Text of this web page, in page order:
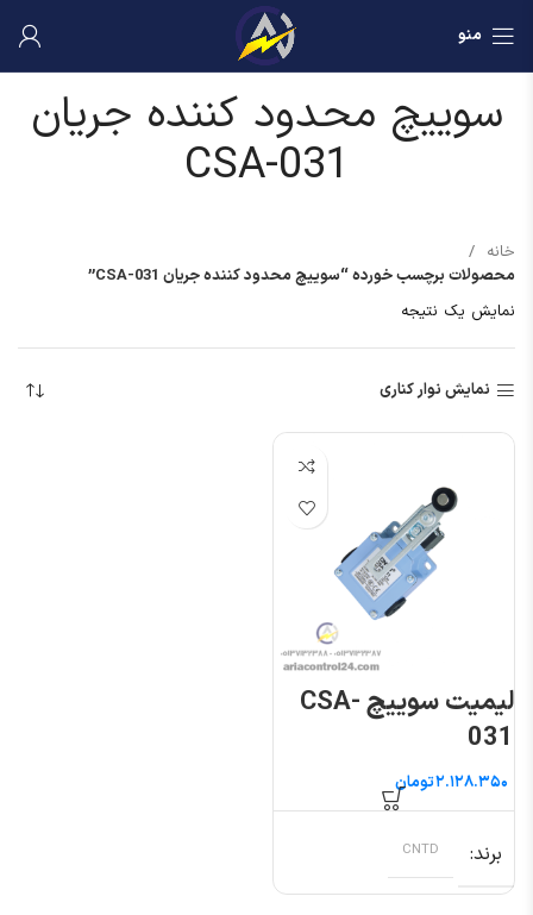
منو
سوییچ محدود کننده جریان
CSA-031
خانه
محصولات برچسب خورده “سوییچ محدود کننده جریان CSA-031”
نمایش یک نتیجه
نمایش نوار کناری
لیمیت سوییچ CSA-
031
تومان
برند CNTD